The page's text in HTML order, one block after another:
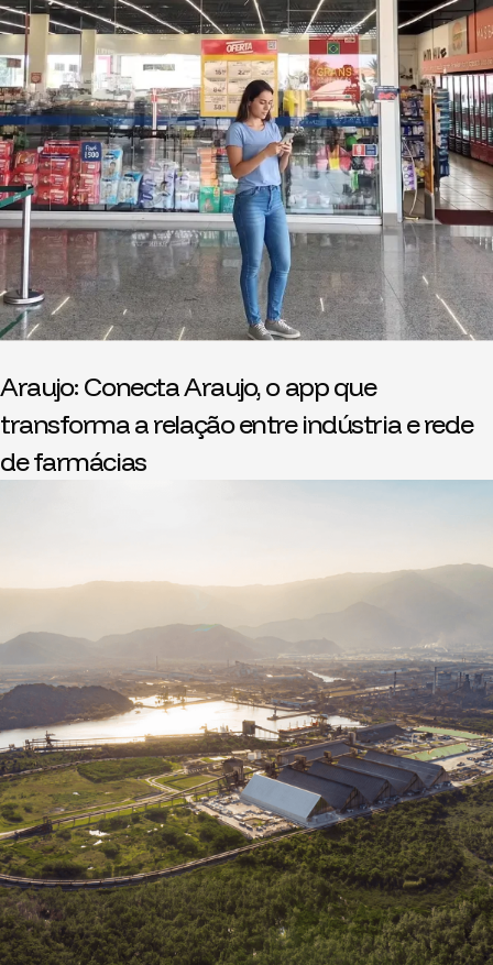
Araujo: Conecta Araujo, o app que
transforma a relação entre indústria e rede
de farmácias